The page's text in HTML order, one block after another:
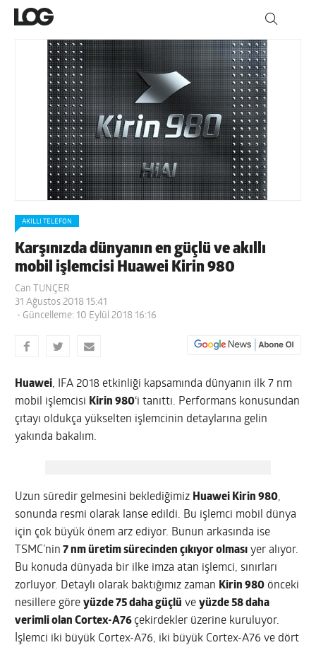
AKILLI TELEFON
Karşınızda dünyanın en güçlü ve akıllı
mobil işlemcisi Huawei Kirin 980
Can TUNÇER
31 Ağustos 2018 15:41
- Güncelleme: 10 Eylül 2018 16:16
Huawei, IFA 2018 etkinliği kapsamında dünyanın ilk 7 nm
mobil işlemcisi Kirin 980‘i tanıttı. Performans konusundan
çıtayı oldukça yükselten işlemcinin detaylarına gelin
yakında bakalım.
Uzun süredir gelmesini beklediğimiz Huawei Kirin 980,
sonunda resmi olarak lanse edildi. Bu işlemci mobil dünya
için çok büyük önem arz ediyor. Bunun arkasında ise
TSMC’nin 7 nm üretim sürecinden çıkıyor olması yer alıyor.
Bu konuda dünyada bir ilke imza atan işlemci, sınırları
zorluyor. Detaylı olarak baktığımız zaman Kirin 980 önceki
nesillere göreyüzde 75 daha güçlü veyüzde 58 daha
verimli olan Cortex-A76 çekirdekler üzerine kuruluyor.
İşlemci iki büyük Cortex-A76, iki büyük Cortex-A76 ve dört